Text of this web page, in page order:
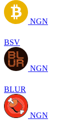
NGN
BSV
NGN
BLUR
NGN